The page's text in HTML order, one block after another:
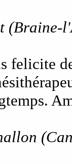
(Braine-
felicite